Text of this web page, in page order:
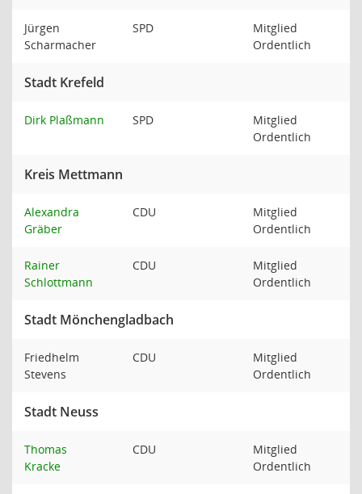
Jürgen
Scharmacher
SPD
Mitglied
Ordentlich
Stadt Krefeld
Dirk Plaßmann SPD
Mitglied
Ordentlich
Kreis Mettmann
Alexandra
Gräber
CDU
Mitglied
Ordentlich
Rainer
Schlottmann
CDU
Mitglied
Ordentlich
Stadt Mönchengladbach
Friedhelm
Stevens
CDU
Mitglied
Ordentlich
Stadt Neuss
Thomas
Kracke
CDU
Mitglied
Ordentlich